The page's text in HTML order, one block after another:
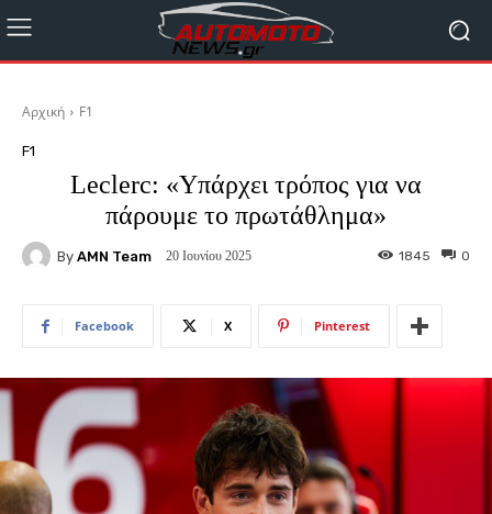
Αρχική F1
F1
Leclerc: «Υπάρχει τρόπος για να
πάρουμε το πρωτάθλημα»
By AMN Team 20 Ιουνίου 2025 0
1845
Facebook X Pinterest